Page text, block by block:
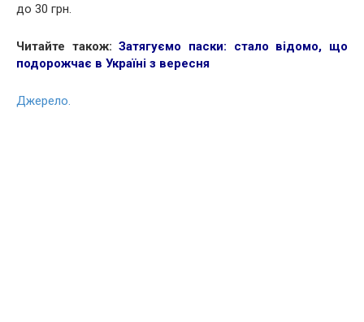
до 30 грн.
Читайте також:Затягуємо паски: стало відомо, що
подорожчає в Україні з вересня
Джерело.